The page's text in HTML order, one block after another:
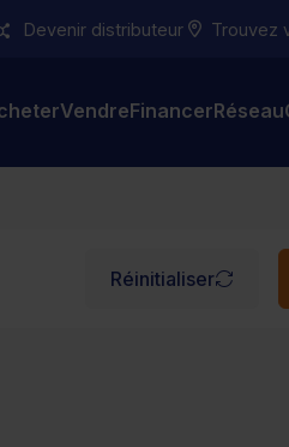
Devenir distributeur Trouvez
VendreFinancerRéseau
Réinitialiser